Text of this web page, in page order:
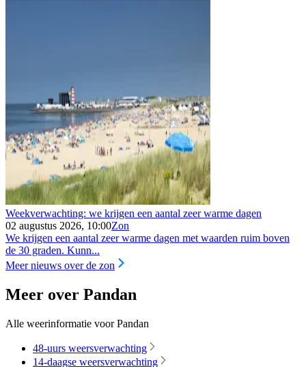
Weekverwachting: we krijgen een aantal zeer warme dagen
02 augustus 2026, 10:00Zon
We krijgen een aantal zeer warme dagen met waarden ruim boven
de 30 graden. Kunn...
Meer nieuws over de zon
Meer over Pandan
Alle weerinformatie voor Pandan
48-uurs weersverwachting
14-daagse weersverwachting